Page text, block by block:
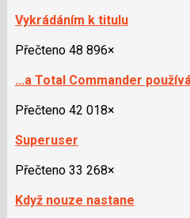
Vykrádáním k titulu
Přečteno 48 896×
...a Total Commander
Přečteno 42 018×
Superuser
Přečteno 33 268×
Když nouze nastane